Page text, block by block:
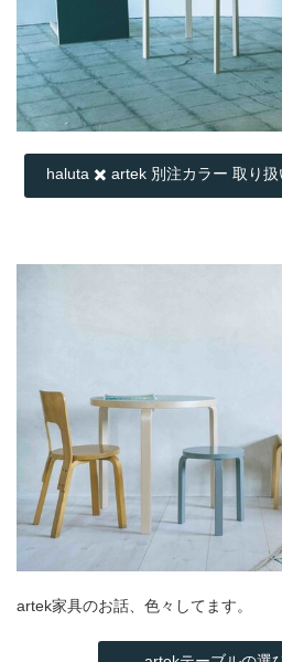
haluta ✖️ artek 別注カラー 取り扱
artek家具のお話、色々してます。